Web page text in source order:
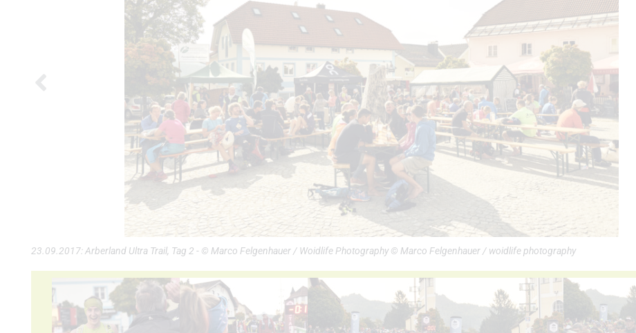
23.09.2017: Arberland Ultra Trail, Tag 2 - © Marco Felgenhauer / Woidlife Photography © Marco Felgenhauer / woidlife photography